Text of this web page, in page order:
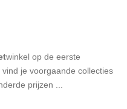
winkel op de eerste
vind je voorgaande collecties
prijzen ...